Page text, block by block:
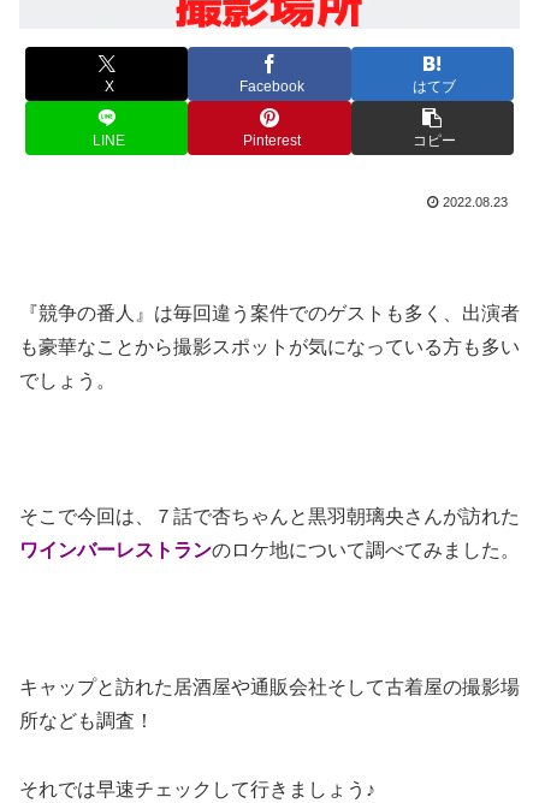
X Facebook はてブ
LINE Pinterest コピー
2022.08.23
『競争の番人』は毎回違う案件でのゲストも多く、出演者
も豪華なことから撮影スポットが気になっている方も多い
でしょう。
そこで今回は、７話で杏ちゃんと黒羽朝璃央さんが訪れた
ワインバーレストランのロケ地について調べてみました。
キャップと訪れた居酒屋や通販会社そして古着屋の撮影場
所なども調査！
それでは早速チェックして行きましょう♪